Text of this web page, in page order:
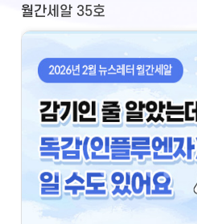
월간세알 35호